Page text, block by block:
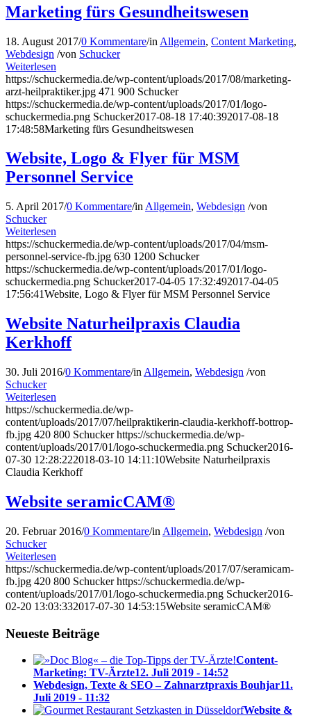
Marketing fürs Gesundheitswesen
18. August 2017/0 Kommentare/in Allgemein, Content Marketing,
Webdesign /von Schucker
Weiterlesen
https://schuckermedia.de/wp-content/uploads/2017/08/marketing-
arzt-heilpraktiker.jpg 471 900 Schucker
https://schuckermedia.de/wp-content/uploads/2017/01/logo-
schuckermedia.png Schucker2017-08-18 17:40:392017-08-18
17:48:58Marketing fürs Gesundheitswesen
Website, Logo & Flyer für MSM
Personnel Service
5. April 2017/0 Kommentare/in Allgemein, Webdesign /von
Schucker
Weiterlesen
https://schuckermedia.de/wp-content/uploads/2017/04/msm-
personnel-service-fb.jpg 630 1200 Schucker
https://schuckermedia.de/wp-content/uploads/2017/01/logo-
schuckermedia.png Schucker2017-04-05 17:32:492017-04-05
17:56:41Website, Logo & Flyer für MSM Personnel Service
Website Naturheilpraxis Claudia
Kerkhoff
30. Juli 2016/0 Kommentare/in Allgemein, Webdesign /von
Schucker
Weiterlesen
https://schuckermedia.de/wp-
content/uploads/2017/07/heilpraktikerin-claudia-kerkhoff-bottrop-
fb.jpg 420 800 Schucker https://schuckermedia.de/wp-
content/uploads/2017/01/logo-schuckermedia.png Schucker2016-
07-30 12:28:222018-03-10 14:11:10Website Naturheilpraxis
Claudia Kerkhoff
Website seramicCAM®
20. Februar 2016/0 Kommentare/in Allgemein, Webdesign /von
Schucker
Weiterlesen
https://schuckermedia.de/wp-content/uploads/2017/07/seramicam-
fb.jpg 420 800 Schucker https://schuckermedia.de/wp-
content/uploads/2017/01/logo-schuckermedia.png Schucker2016-
02-20 13:03:332017-07-30 14:53:15Website seramicCAM®
Neueste Beiträge
Content-
Marketing: TV-Ärzte12. Juli 2019 - 14:52
Webdesign, Texte & SEO – Zahnarztpraxis Bouhjar11.
Juli 2019 - 11:32
Website &